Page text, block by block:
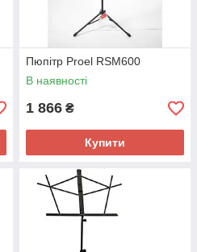
Пюпітр Proel RSM600
В наявності
1 866 ₴
Купити